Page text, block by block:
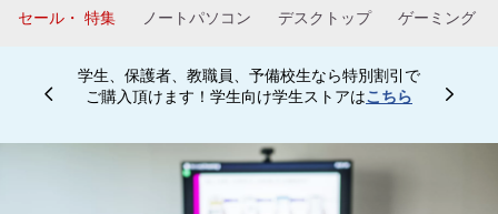
ン
ッ
セール・ 特集 ノートパソコン デスクトップ ゲーミング
学生、保護者、教職員、予備校生なら特別割引で
ご購入頂けます！学生向け学生ストアはこちら
Currently displaying item 4 of